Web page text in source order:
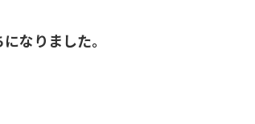
なりました。